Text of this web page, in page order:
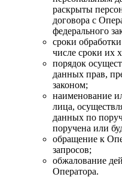
раскрыты
договора с
федерального
сроки
числе сроки их
порядок
данных прав,
законом;
наименование
лица,
данных по
поручена или
обращение к
запросов;
обжалование
Оператора.